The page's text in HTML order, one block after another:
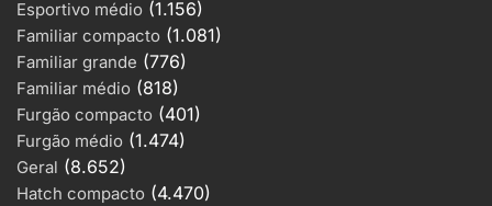
Esportivo médio (1.156)
Familiar compacto (1.081)
Familiar grande (776)
Familiar médio (818)
Furgão compacto (401)
Furgão médio (1.474)
Geral (8.652)
Hatch compacto (4.470)